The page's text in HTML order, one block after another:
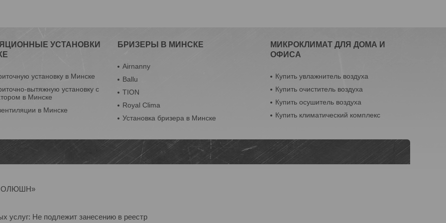
УСТАНОВКИ
установку в Минске
вытяжную установку с
в Минске
в Минске
БРИЗЕРЫ В МИНСКЕ
Airnanny
Ballu
TION
Royal Clima
Установка бризера в Минске
МИКРОКЛИМАТ ДЛЯ ДОМА И
ОФИСА
Купить увлажнитель воздуха
Купить очиститель воздуха
Купить осушитель воздуха
Купить климатический комплекс
СОЛЮШН»
услуг: Не подлежит занесению в реестр